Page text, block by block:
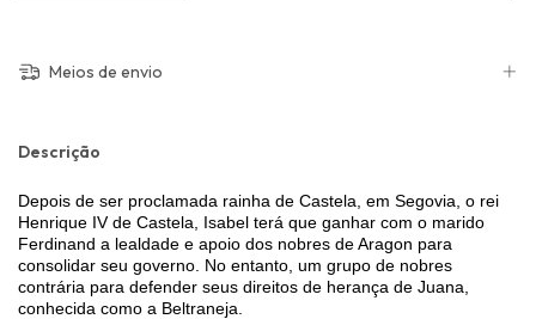
Meios de envio
Descrição
Depois de ser proclamada rainha de Castela, em Segovia, o rei
Henrique IV de Castela, Isabel terá que ganhar com o marido
Ferdinand a lealdade e apoio dos nobres de Aragon para
consolidar seu governo. No entanto, um grupo de nobres
contrária para defender seus direitos de herança de Juana,
conhecida como a Beltraneja.